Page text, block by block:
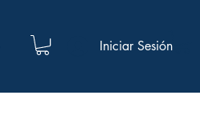
Iniciar Sesión